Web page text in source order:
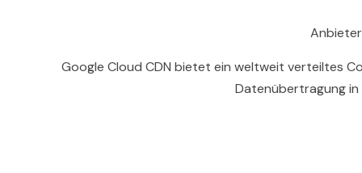
Google Cloud CDN bietet ein weltweit verteiltes
Datenübertragung